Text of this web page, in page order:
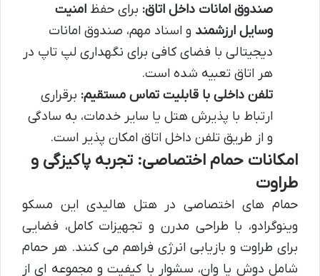
صندوق امانات داخل اتاق: برای حفظ امنیت
وسایل ارزشمند و اسناد مهم، صندوق امانات
دیجیتالی با فضای کافی برای نگهداری لپ تاپ در
هر اتاق تعبیه شده است.
تلفن داخلی با قابلیت تماس مستقیم: برقراری
ارتباط با پذیرش هتل یا سایر خدمات، به سادگی
و از طریق تلفن داخل اتاق امکان پذیر است.
امکانات حمام اختصاصی: تجربه پاکیزگی و
طراوت
حمام های اختصاصی در هتل هالیدی این مسکو
وینوگرادو، با طراحی مدرن و تجهیزات کامل، فضایی
برای طراوت و بازیابی انرژی فراهم می کنند. هر حمام
شامل دوش یا وان، سشوار با کیفیت و مجموعه ای از